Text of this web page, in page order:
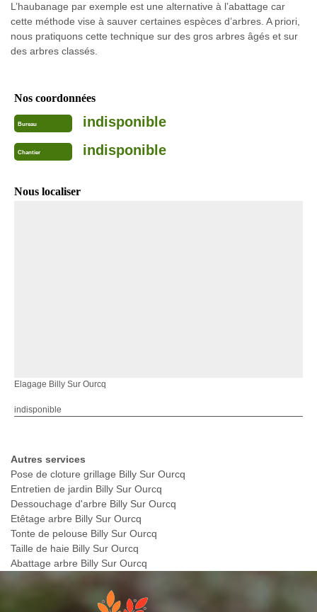
L’haubanage par exemple est une alternative à l’abattage car
cette méthode vise à sauver certaines espèces d’arbres. A priori,
nous pratiquons cette technique sur des gros arbres âgés et sur
des arbres classés.
Nos coordonnées
Bureau indisponible
Chantier indisponible
Nous localiser
Elagage Billy Sur Ourcq
indisponible
Autres services
Pose de cloture grillage Billy Sur Ourcq
Entretien de jardin Billy Sur Ourcq
Dessouchage d'arbre Billy Sur Ourcq
Etêtage arbre Billy Sur Ourcq
Tonte de pelouse Billy Sur Ourcq
Taille de haie Billy Sur Ourcq
Abattage arbre Billy Sur Ourcq